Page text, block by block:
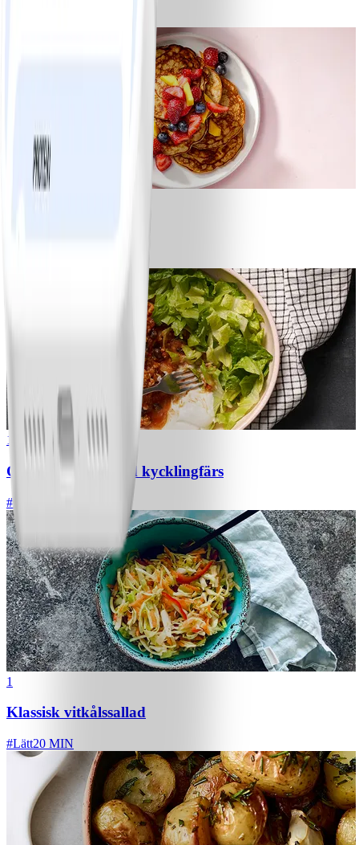
1
Chili con carne med kycklingfärs
#
1
Klassisk vitkålssallad
#Lätt20 MIN